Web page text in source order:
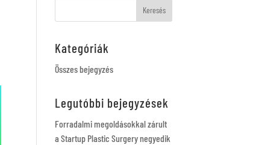
Kategóriák
Összes bejegyzés
Legutóbbi bejegyzések
Forradalmi megoldásokkal zárult
a Startup Plastic Surgery negyedik